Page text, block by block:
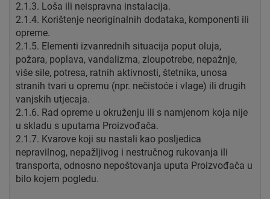
2.1.3. Loša ili neispravna instalacija.
2.1.4. Korištenje neoriginalnih dodataka, komponenti ili
opreme.
2.1.5. Elementi izvanrednih situacija poput oluja,
požara, poplava, vandalizma, zloupotrebe, nepažnje,
više sile, potresa, ratnih aktivnosti, štetnika, unosa
stranih tvari u opremu (npr. nečistoće i vlage) ili drugih
vanjskih utjecaja.
2.1.6. Rad opreme u okruženju ili s namjenom koja nije
u skladu s uputama Proizvođača.
2.1.7. Kvarove koji su nastali kao posljedica
nepravilnog, nepažljivog i nestručnog rukovanja ili
transporta, odnosno nepoštovanja uputa Proizvođača u
bilo kojem pogledu.